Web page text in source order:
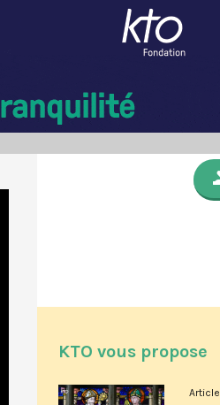
KTO vous propose
Article